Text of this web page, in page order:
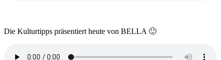
Die Kulturtipps präsentiert heute von BELLA 🙂